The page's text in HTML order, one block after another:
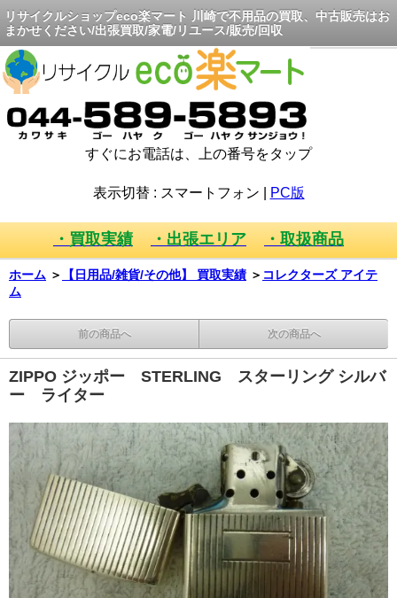
リサイクルショップeco楽マート 川崎で不用品の買取、中古販売はお
まかせください/出張買取/家電/リユース/販売/回収
すぐにお電話は、上の番号をタップ
表示切替 : スマートフォン PC版
・買取実績 ・出張エリア ・取扱商品
ホーム ＞ 【日用品/雑貨/その他】 買取実績 ＞ コレクターズ アイテ
ム
前の商品へ 次の商品へ
ZIPPO ジッポー STERLING スターリング シルバ
ー ライター